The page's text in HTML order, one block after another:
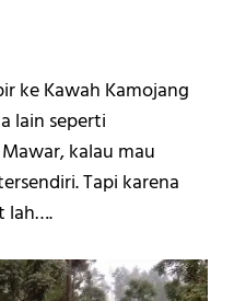
ke Kawah Kamojang
lain seperti
kalau mau
Tapi karena
lah….